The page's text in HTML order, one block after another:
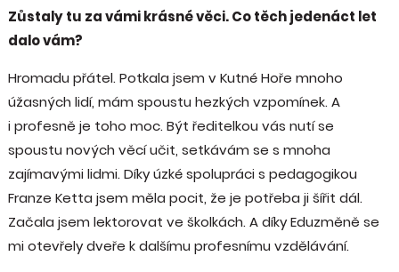
Zůstaly tu za vámi krásné věci. Co těch jedenáct let
dalo vám?
Hromadu přátel. Potkala jsem v Kutné Hoře mnoho
úžasných lidí, mám spoustu hezkých vzpomínek. A
i profesně je toho moc. Být ředitelkou vás nutí se
spoustu nových věcí učit, setkávám se s mnoha
zajímavými lidmi. Díky úzké spolupráci s pedagogikou
Franze Ketta jsem měla pocit, že je potřeba ji šířit dál.
Začala jsem lektorovat ve školkách. A díky Eduzměně se
mi otevřely dveře k dalšímu profesnímu vzdělávání.